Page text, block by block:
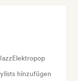
Elektropop
hinzufügen